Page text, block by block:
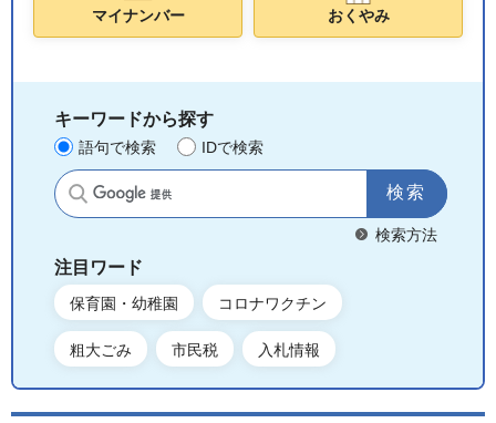
マイナンバー おくやみ
キーワードから探す
語句で検索 IDで検索
サイト内検索
検索方法
注目ワード
保育園・幼稚園 コロナワクチン
粗大ごみ 市民税 入札情報